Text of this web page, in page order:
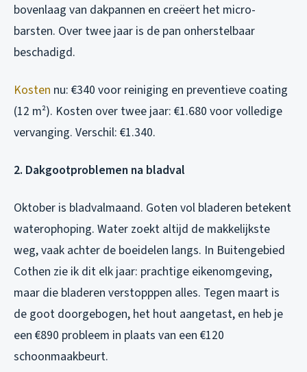
bovenlaag van dakpannen en creëert het micro-
barsten. Over twee jaar is de pan onherstelbaar
beschadigd.
Kosten nu: €340 voor reiniging en preventieve coating
(12 m²). Kosten over twee jaar: €1.680 voor volledige
vervanging. Verschil: €1.340.
2. Dakgootproblemen na bladval
Oktober is bladvalmaand. Goten vol bladeren betekent
waterophoping. Water zoekt altijd de makkelijkste
weg, vaak achter de boeidelen langs. In Buitengebied
Cothen zie ik dit elk jaar: prachtige eikenomgeving,
maar die bladeren verstopppen alles. Tegen maart is
de goot doorgebogen, het hout aangetast, en heb je
een €890 probleem in plaats van een €120
schoonmaakbeurt.